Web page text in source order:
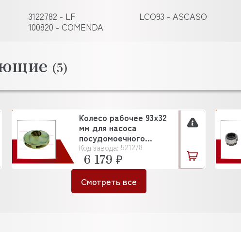
3122782 - LF
100820 - COMENDA
LCO93 - ASCASO
(5)
Код завода: 521278
Колесо рабочее 93х32
мм для насоса
посудомоечного
оборудования
6 179 ₽
Смотреть все